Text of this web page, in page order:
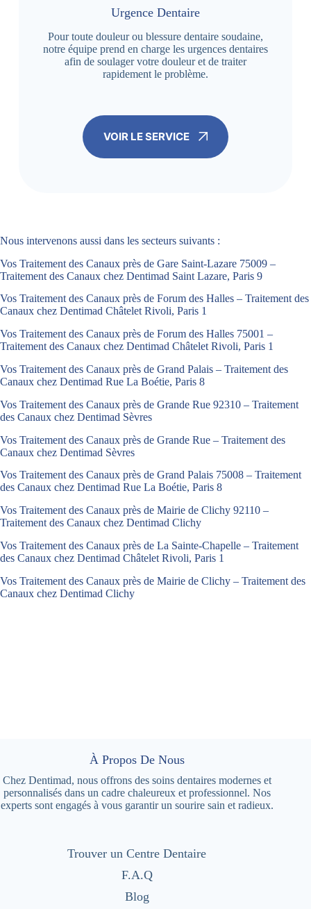
Urgence Dentaire
Pour toute douleur ou blessure dentaire soudaine,
notre équipe prend en charge les urgences dentaires
afin de soulager votre douleur et de traiter
rapidement le problème.
VOIR LE SERVICE
Nous intervenons aussi dans les secteurs suivants :
Vos Traitement des Canaux près de Gare Saint-Lazare 75009 –
Traitement des Canaux chez Dentimad Saint Lazare, Paris 9
Vos Traitement des Canaux près de Forum des Halles – Traitement des
Canaux chez Dentimad Châtelet Rivoli, Paris 1
Vos Traitement des Canaux près de Forum des Halles 75001 –
Traitement des Canaux chez Dentimad Châtelet Rivoli, Paris 1
Vos Traitement des Canaux près de Grand Palais – Traitement des
Canaux chez Dentimad Rue La Boétie, Paris 8
Vos Traitement des Canaux près de Grande Rue 92310 – Traitement
des Canaux chez Dentimad Sèvres
Vos Traitement des Canaux près de Grande Rue – Traitement des
Canaux chez Dentimad Sèvres
Vos Traitement des Canaux près de Grand Palais 75008 – Traitement
des Canaux chez Dentimad Rue La Boétie, Paris 8
Vos Traitement des Canaux près de Mairie de Clichy 92110 –
Traitement des Canaux chez Dentimad Clichy
Vos Traitement des Canaux près de La Sainte-Chapelle – Traitement
des Canaux chez Dentimad Châtelet Rivoli, Paris 1
Vos Traitement des Canaux près de Mairie de Clichy – Traitement des
Canaux chez Dentimad Clichy
À Propos De Nous
Chez Dentimad, nous offrons des soins dentaires modernes et
personnalisés dans un cadre chaleureux et professionnel. Nos
experts sont engagés à vous garantir un sourire sain et radieux.
Trouver un Centre Dentaire
F.A.Q
Blog